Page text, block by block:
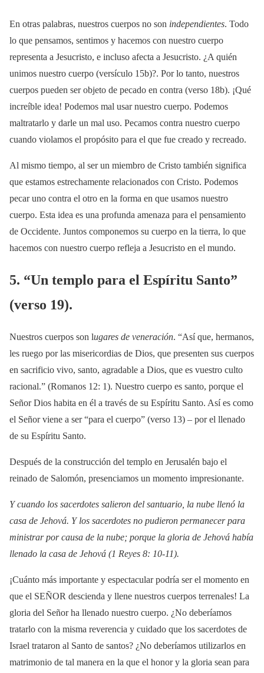
En otras palabras, nuestros cuerpos no son independientes. Todo
lo que pensamos, sentimos y hacemos con nuestro cuerpo
representa a Jesucristo, e incluso afecta a Jesucristo. ¿A quién
unimos nuestro cuerpo (versículo 15b)?. Por lo tanto, nuestros
cuerpos pueden ser objeto de pecado en contra (verso 18b). ¡Qué
increíble idea! Podemos mal usar nuestro cuerpo. Podemos
maltratarlo y darle un mal uso. Pecamos contra nuestro cuerpo
cuando violamos el propósito para el que fue creado y recreado.
Al mismo tiempo, al ser un miembro de Cristo también significa
que estamos estrechamente relacionados con Cristo. Podemos
pecar uno contra el otro en la forma en que usamos nuestro
cuerpo. Esta idea es una profunda amenaza para el pensamiento
de Occidente. Juntos componemos su cuerpo en la tierra, lo que
hacemos con nuestro cuerpo refleja a Jesucristo en el mundo.
5. “Un templo para el Espíritu Santo”
(verso 19).
Nuestros cuerpos son lugares de veneración. “Así que, hermanos,
les ruego por las misericordias de Dios, que presenten sus cuerpos
en sacrificio vivo, santo, agradable a Dios, que es vuestro culto
racional.” (Romanos 12: 1). Nuestro cuerpo es santo, porque el
Señor Dios habita en él a través de su Espíritu Santo. Así es como
el Señor viene a ser “para el cuerpo” (verso 13) – por el llenado
de su Espíritu Santo.
Después de la construcción del templo en Jerusalén bajo el
reinado de Salomón, presenciamos un momento impresionante.
Y cuando los sacerdotes salieron del santuario, la nube llenó la
casa de Jehová. Y los sacerdotes no pudieron permanecer para
ministrar por causa de la nube; porque la gloria de Jehová había
llenado la casa de Jehová (1 Reyes 8: 10-11).
¡Cuánto más importante y espectacular podría ser el momento en
que el SEÑOR descienda y llene nuestros cuerpos terrenales! La
gloria del Señor ha llenado nuestro cuerpo. ¿No deberíamos
tratarlo con la misma reverencia y cuidado que los sacerdotes de
Israel trataron al Santo de santos? ¿No deberíamos utilizarlos en
matrimonio de tal manera en la que el honor y la gloria sean para